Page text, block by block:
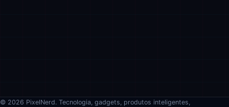
© 2026 PixelNerd. Tecnologia, gadgets, produtos inteligentes,